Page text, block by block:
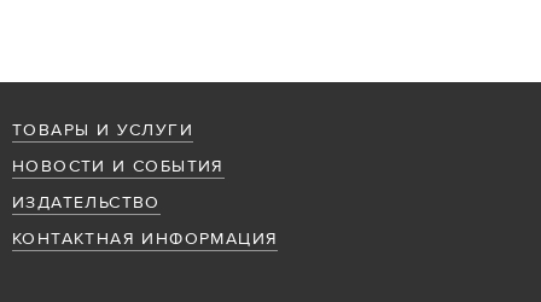
ТОВАРЫ И УСЛУГИ
НОВОСТИ И СОБЫТИЯ
ИЗДАТЕЛЬСТВО
КОНТАКТНАЯ ИНФОРМАЦИЯ